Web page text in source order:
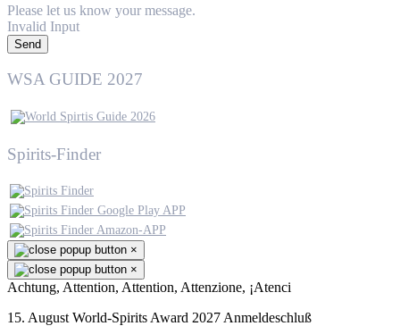
Please let us know your message.
Invalid Input
Send
WSA GUIDE 2027
Spirits-Finder
×
×
Achtung, Attention, Attention, Attenzione, ¡Atenci
15. August World-Spirits Award 2027 Anmeldeschluß